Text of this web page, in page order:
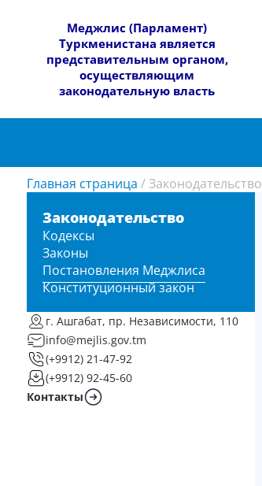
​Меджлис (Парламент)
Туркменистана является
представительным органом,
осуществляющим
законодательную власть
Главная страница / Законодательство
Законодательство
Кодексы
Законы
Постановления Меджлиса
Конституционный закон
г. Ашгабат, пр. Независимости, 110
info@mejlis.gov.tm
(+9912) 21-47-92
(+9912) 92-45-60
Контакты